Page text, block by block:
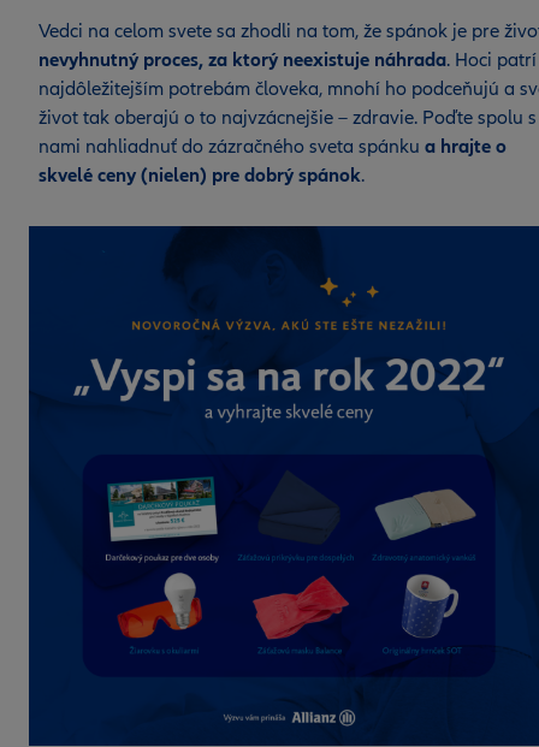
Vedci na celom svete sa zhodli na tom, že spánok je pre
nevyhnutný proces, za ktorý neexistuje náhrada. Hoci
najdôležitejším potrebám človeka, mnohí ho podceňujú a
život tak oberajú o to najvzácnejšie – zdravie. Poďte spolu s
nami nahliadnuť do zázračného sveta spánku a hrajte o
skvelé ceny (nielen) pre dobrý spánok.